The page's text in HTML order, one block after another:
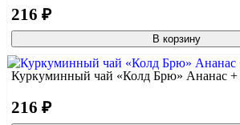
216 ₽
В корзину
Куркуминный чай «Колд Брю» Ананас
216 ₽